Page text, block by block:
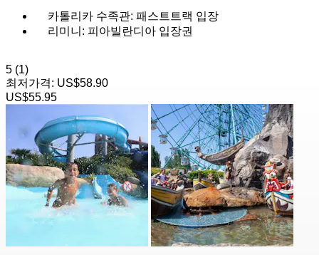
카톨리카 수족관: 패스트트랙 입장
리미니: 피아빌란디아 입장권
5 (1)
최저가격: US$58.90
US$55.95